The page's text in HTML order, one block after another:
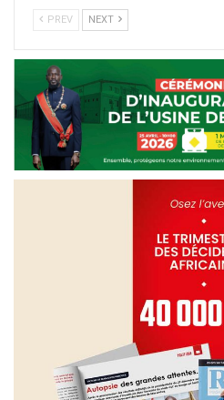
PREV NEXT